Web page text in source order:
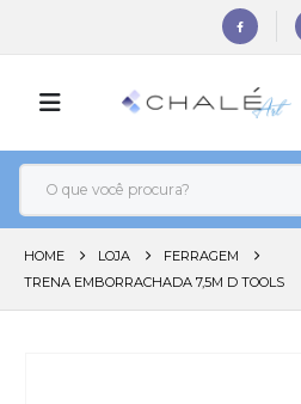
HOME LOJA
FERRAGEM
TRENA EMBORRACHADA 7,5M D TOOLS